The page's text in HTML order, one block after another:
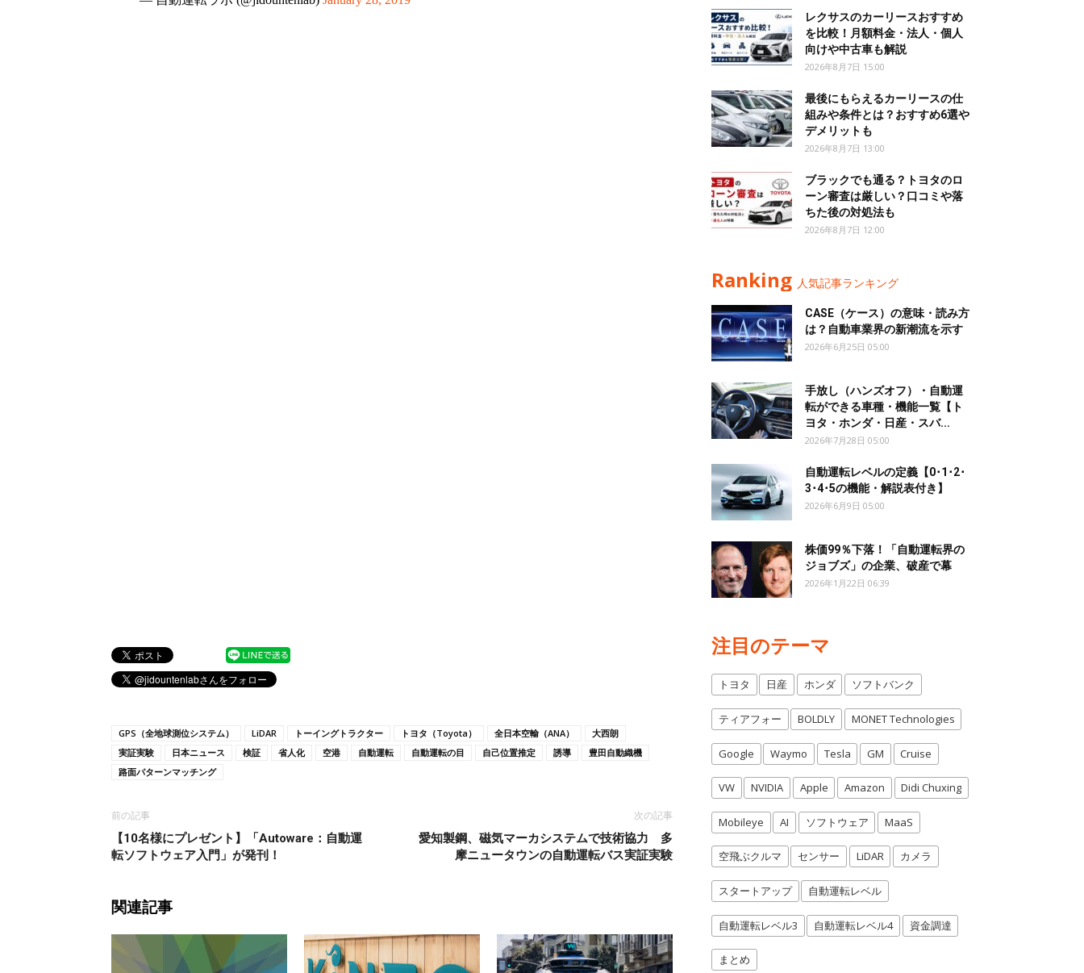
GPS（全地球測位システム） LiDAR トーイングトラクター トヨタ（Toyota） 全日本空輸（ANA）
大西朗
実証実験
日本ニュース 検証 省人化 空港 自動運転 自動運転の目 自己位置推定 誘導
豊田自動織機
路面パターンマッチング
前の記事
【10名様にプレゼント】「Autoware：自動運
転ソフトウェア入門」が発刊！
次の記事
愛知製鋼、磁気マーカシステムで技術協力 多
摩ニュータウンの自動運転バス実証実験
関連記事
レクサスのカーリースおすすめ
を比較！月額料金・法人・個人
向けや中古車も解説
2026年8月7日 15:00
最後にもらえるカーリースの仕
組みや条件とは？おすすめ6選や
デメリットも
2026年8月7日 13:00
ブラックでも通る？トヨタのロ
ーン審査は厳しい？口コミや落
ちた後の対処法も
2026年8月7日 12:00
Ranking 人気記事ランキング
CASE（ケース）の意味・読み方
は？自動車業界の新潮流を示す
2026年6月25日 05:00
手放し（ハンズオフ）・自動運
転ができる車種・機能一覧【ト
ヨタ・ホンダ・日産・スバ...
2026年7月28日 05:00
自動運転レベルの定義【0･1･2･
3･4･5の機能・解説表付き】
2026年6月9日 05:00
株価99％下落！「自動運転界の
ジョブズ」の企業、破産で幕
2026年1月22日 06:39
注目のテーマ
トヨタ 日産 ホンダ ソフトバンク
ティアフォー BOLDLY MONET Technologies
Google Waymo Tesla GM Cruise
VW NVIDIA Apple Amazon Didi Chuxing
Mobileye AI ソフトウェア MaaS
空飛ぶクルマ センサー LiDAR カメラ
スタートアップ 自動運転レベル
自動運転レベル3 自動運転レベル4 資金調達
まとめ